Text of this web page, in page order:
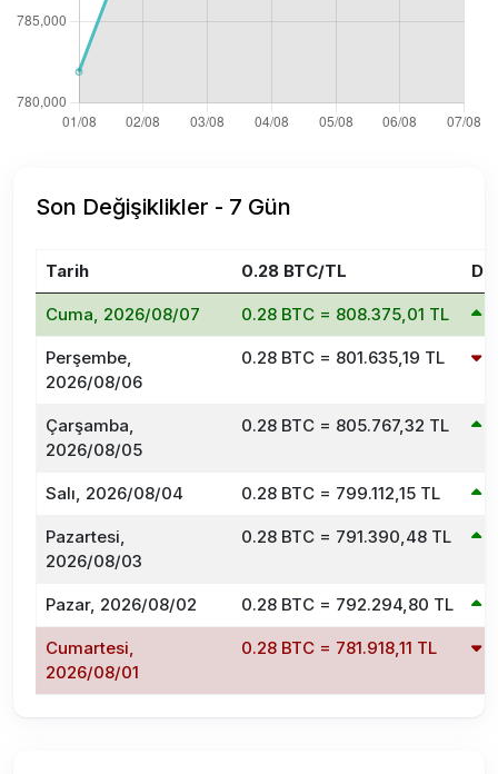
Son Değişiklikler - 7 Gün
Tarih 0.28 BTC/TL
Cuma, 2026/08/07 0.28 BTC = 808.375,01 TL
Perşembe,
2026/08/06
0.28 BTC = 801.635,19 TL
Çarşamba,
2026/08/05
0.28 BTC = 805.767,32 TL
Salı, 2026/08/04 0.28 BTC = 799.112,15 TL
Pazartesi,
2026/08/03
0.28 BTC = 791.390,48 TL
Pazar, 2026/08/02 0.28 BTC = 792.294,80 TL
Cumartesi,
2026/08/01
0.28 BTC = 781.918,11 TL